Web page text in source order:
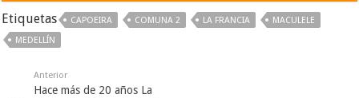
Etiquetas CAPOEIRA COMUNA 2 LA FRANCIA
MACULELE
MEDELLÍN
Anterior
Hace más de 20 años La